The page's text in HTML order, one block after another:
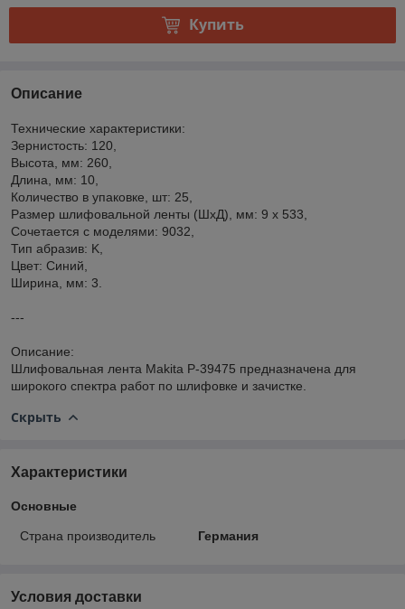
Купить
Описание
Технические характеристики:
Зернистость: 120,
Высота, мм: 260,
Длина, мм: 10,
Количество в упаковке, шт: 25,
Размер шлифовальной ленты (ШхД), мм: 9 х 533,
Сочетается с моделями: 9032,
Тип абразив: K,
Цвет: Синий,
Ширина, мм: 3.
---
Описание:
Шлифовальная лента Makita P-39475 предназначена для
широкого спектра работ по шлифовке и зачистке.
Скрыть
Характеристики
Основные
Страна производитель Германия
Условия доставки